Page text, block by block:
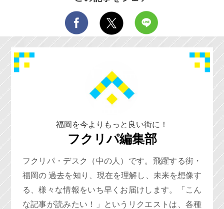
福岡を今よりもっと良い街に！
フクリパ編集部
フクリパ・デスク（中の人）です。飛躍する街・
福岡の 過去を知り、現在を理解し、未来を想像す
る、様々な情報をいち早くお届けします。「こん
な記事が読みたい！」というリクエストは、各種